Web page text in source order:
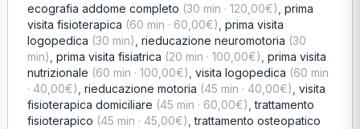
ecografia addome completo (30 min · 120,00€) prima
visita fisioterapica (60 min · 60,00€) prima visita
logopedica (30 min) rieducazione neuromotoria (30
min) prima visita fisiatrica (20 min · 100,00€) prima visita
nutrizionale (60 min · 100,00€) visita logopedica (60 min
· 40,00€) rieducazione motoria (45 min · 40,00€) visita
fisioterapica domiciliare (45 min · 60,00€) ,trattamento
fisioterapico (45 min · 45,00€) ,trattamento osteopatico